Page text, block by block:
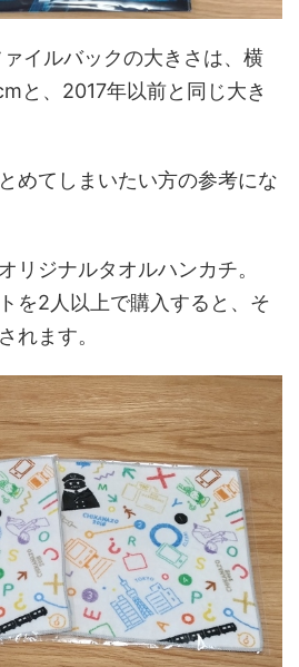
イルバックの大きさは、横
と、2017年以前と同じ大き
めてしまいたい方の参考にな
リジナルタオルハンカチ。
を2人以上で購入すると、そ
れます。